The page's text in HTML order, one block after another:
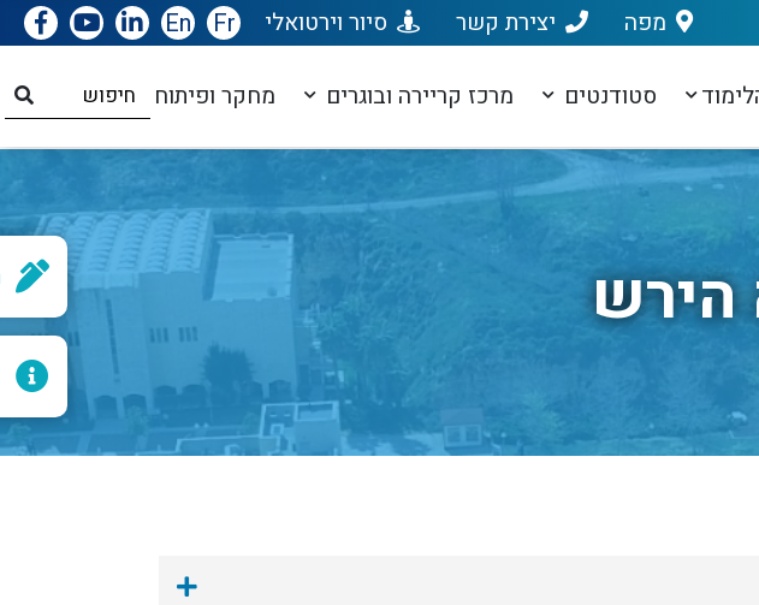
מפה יצירת קשר סיור וירטואלי Fr
En
סטודנטים מרכז קריירה ובוגרים מחקר ופיתוח
הירש